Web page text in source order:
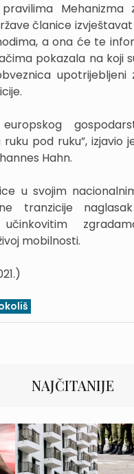
Mehanizma
članice izvještavat
a ona će te
pokazala na koji
upotrijebljeni
europskog
pod ruku”, izjavio
Hahn.
u svojim
tranzicije
mobilnosti.
NAJČITANIJE